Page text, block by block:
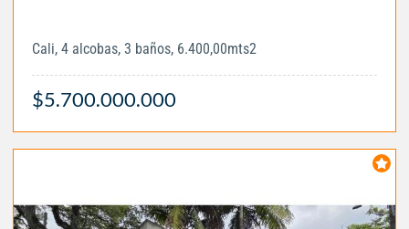
Cali, 4 alcobas, 3 baños, 6.400,00mts2
$5.700.000.000